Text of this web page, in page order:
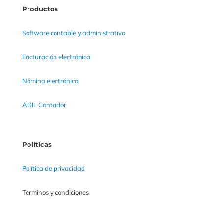
Productos
Software contable y administrativo
Facturación electrónica
Nómina electrónica
AGIL Contador
Políticas
Política de privacidad
Términos y condiciones